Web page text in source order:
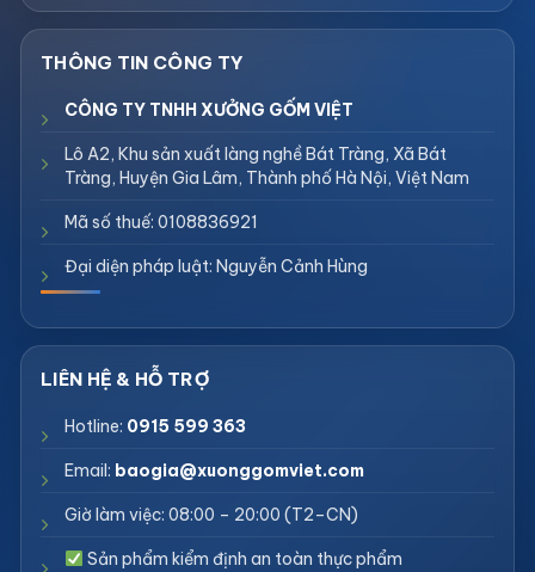
CÔNG TY TNHH XƯỞNG GỐM VIỆT
Lô A2, Khu sản xuất làng nghề Bát Tràng, Xã Bát
Tràng, Huyện Gia Lâm, Thành phố Hà Nội, Việt Nam
Mã số thuế: 0108836921
Đại diện pháp luật: Nguyễn Cảnh Hùng
Hotline: 0915 599 363
Email: baogia@xuonggomviet.com
Giờ làm việc: 08:00 – 20:00 (T2–CN)
Sản phẩm kiểm định an toàn thực phẩm